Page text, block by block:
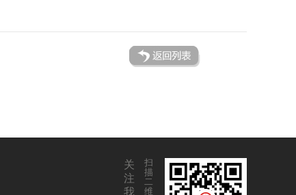
关
注
我
扫
描
二
维